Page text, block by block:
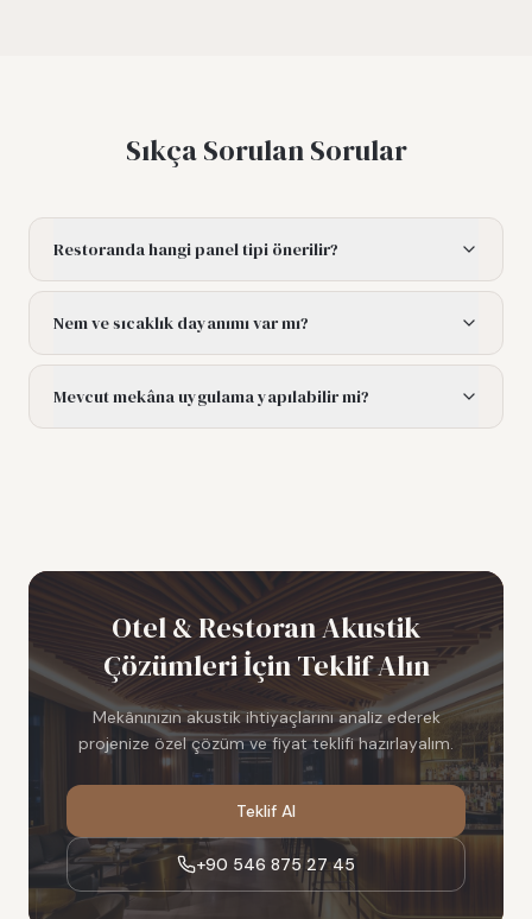
Sıkça Sorulan Sorular
Restoranda hangi panel tipi önerilir?
Nem ve sıcaklık dayanımı var mı?
Mevcut mekâna uygulama yapılabilir mi?
Otel & Restoran Akustik
Çözümleriİçin Teklif Alın
Mekânınızın akustik ihtiyaçlarını analiz ederek
projenize özel çözüm ve fiyat teklifi hazırlayalım.
Teklif Al
+90 546 875 27 45